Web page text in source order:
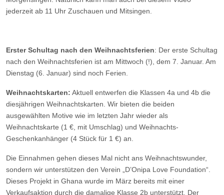
jederzeit ab 11 Uhr Zuschauen und Mitsingen.
Erster Schultag nach den Weihnachtsferien: Der erste Schultag
nach den Weihnachtsferien ist am Mittwoch (!), dem 7. Januar. Am
Dienstag (6. Januar) sind noch Ferien.
Weihnachtskarten: Aktuell entwerfen die Klassen 4a und 4b die
diesjährigen Weihnachtskarten. Wir bieten die beiden
ausgewählten Motive wie im letzten Jahr wieder als
Weihnachtskarte (1 €, mit Umschlag) und Weihnachts-
Geschenkanhänger (4 Stück für 1 €) an.
Die Einnahmen gehen dieses Mal nicht ans Weihnachtswunder,
sondern wir unterstützen den Verein „D’Onipa Love Foundation“.
Dieses Projekt in Ghana wurde im März bereits mit einer
Verkaufsaktion durch die damalige Klasse 2b unterstützt. Der